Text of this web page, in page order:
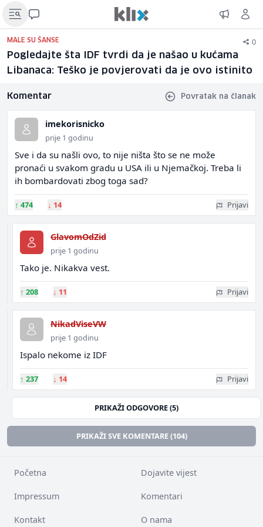
MALE SU ŠANSE 0
Pogledajte šta IDF tvrdi da je našao u kućama
Libanaca: Teško je povjerovati da je ovo istinito
Komentar Povratak na članak
imekorisnicko
prije 1 godinu
Sve i da su našli ovo, to nije ništa što se ne može
pronaći u svakom gradu u USA ili u Njemačkoj. Treba li
ih bombardovati zbog toga sad?
↑ 474 ↓ 14 Prijavi
GlavomOdZid
prije 1 godinu
Tako je. Nikakva vest.
↑ 208 ↓ 11 Prijavi
NikadViseVW
prije 1 godinu
Ispalo nekome iz IDF
↑ 237 ↓ 14 Prijavi
PRIKAŽI ODGOVORE (5)
PRIKAŽI SVE KOMENTARE (104)
Početna Dojavite vijest
Impressum Komentari
Kontakt O nama